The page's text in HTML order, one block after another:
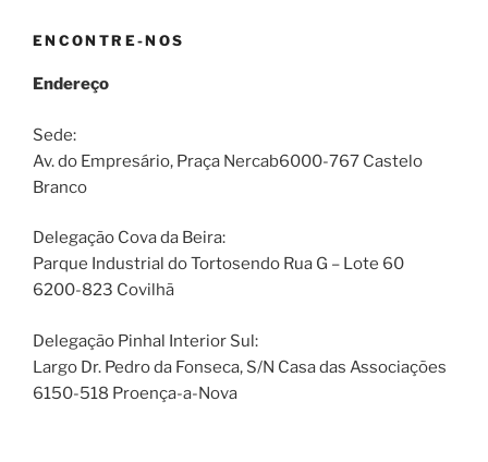
ENCONTRE-NOS
Endereço
Sede:
Av. do Empresário, Praça Nercab6000-767 Castelo
Branco
Delegação Cova da Beira:
Parque Industrial do Tortosendo Rua G – Lote 60
6200-823 Covilhã
Delegação Pinhal Interior Sul:
Largo Dr. Pedro da Fonseca, S/N Casa das Associações
6150-518 Proença-a-Nova